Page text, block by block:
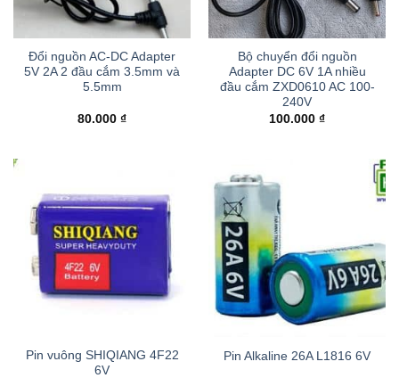
Đổi nguồn AC-DC Adapter
5V 2A 2 đầu cắm 3.5mm và
5.5mm
80.000 ₫
Bộ chuyển đổi nguồn
Adapter DC 6V 1A nhiều
đầu cắm ZXD0610 AC 100-
240V
100.000 ₫
Pin vuông SHIQIANG 4F22
6V
Pin Alkaline 26A L1816 6V